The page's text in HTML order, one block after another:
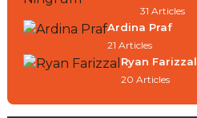
31 Articles
Ardina Praf
21 Articles
Ryan Farizzal
20 Articles